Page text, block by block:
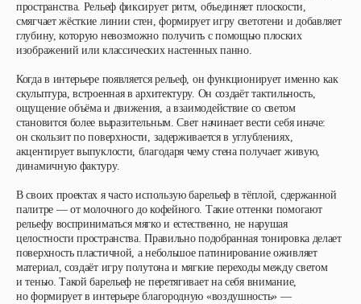
пространства. Рельеф фиксирует ритм, объединяет плоскости,
смягчает жёсткие линии стен, формирует игру светотени и добавляет
глубину, которую невозможно получить с помощью плоских
изображений или классических настенных панно.
Когда в интерьере появляется рельеф, он функционирует именно как
скульптура, встроенная в архитектуру. Он создаёт тактильность,
ощущение объёма и движения, а взаимодействие со светом
становится более выразительным. Свет начинает вести себя иначе:
он скользит по поверхности, задерживается в углублениях,
акцентирует выпуклости, благодаря чему стена получает живую,
динамичную фактуру.
В своих проектах я часто использую барельеф в тёплой, сдержанной
палитре — от молочного до кофейного. Такие оттенки помогают
рельефу восприниматься мягко и естественно, не нарушая
целостности пространства. Правильно подобранная тонировка делает
поверхность пластичной, а небольшое патинирование оживляет
материал, создаёт игру полутона и мягкие переходы между светом
и тенью. Такой барельеф не перетягивает на себя внимание,
но формирует в интерьере благородную «воздушность» —